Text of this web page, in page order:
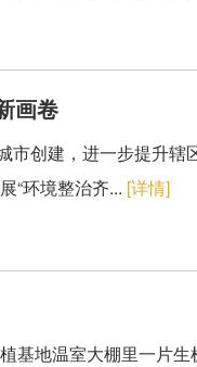
画卷
创建，进一步提升辖
“环境整治齐... [详情]
地温室大棚里一片生